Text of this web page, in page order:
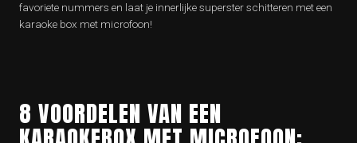
favoriete nummers en laat je innerlijke superster schitteren met een
karaoke box met microfoon!
8 VOORDELEN VAN EEN